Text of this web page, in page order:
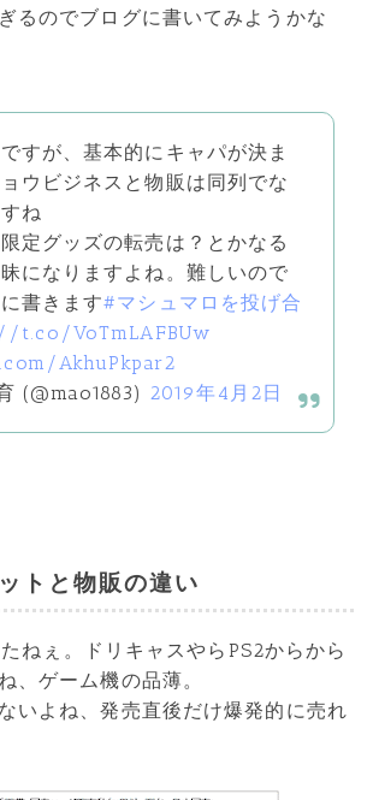
るのでブログに書いてみようかな
すが、基本的にキャパが決ま
ウビジネスと物販は同列でな
ね
定グッズの転売は？とかなる
になりますよね。難しいので
書きます#マシュマロを投げ合
t.co/VoTmLAFBUw
AkhuPkpar2
(@mao1883) 2019年4月2日
トと物販の違い
ねぇ。ドリキャスやらPS2からから
、ゲーム機の品薄。
いよね、発売直後だけ爆発的に売れ